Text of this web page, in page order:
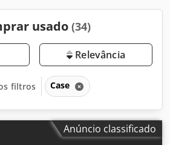
usado (34)
Relevância
filtros Case
Anúncio classificado